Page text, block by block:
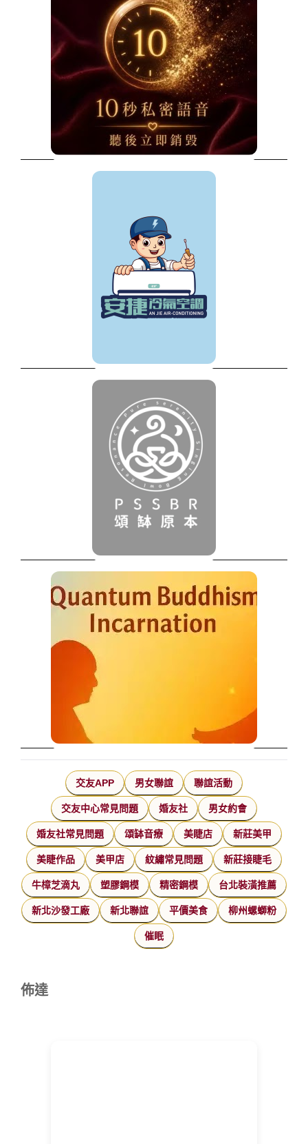
交友APP 男女聯誼 聯誼活動
交友中心常見問題 婚友社 男女約會
婚友社常見問題 頌缽音療 美睫店 新莊美甲
美睫作品 美甲店 紋繡常見問題 新莊接睫毛
牛樟芝滴丸 塑膠鋼模 精密鋼模 台北裝潢推薦
新北沙發工廠 新北聯誼 平價美食 柳州螺螄粉
催眠
佈達